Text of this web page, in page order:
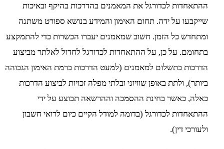
ההתאחדות לכדורגל את המאמנים בהדרכות בהיקף ובאיכות
שייקבעו על ידה. תחום האימון והמידע בנושא ספורט משתנה
ומתחדש כל הזמן. חשוב שמאמנים יעברו הכשרות כדי להתמקצע
בתחומם. על כן, על ההתאחדות לכדורגל לחדול לאלתר מביצוע
הדרכות בתשלום למאמנים (למעט הדרכות ברמת האימון הגבוהה
ביותר), ולתת באופן שוויוני ובלתי מפלה זכויות לביצוע הדרכות
כאלה, כאשר בחינת ההסמכה וההרשאה תבוצע על ידי
ההתאחדות לכדורגל (בדומה למודל הקיים כיום לרואי חשבון
ולעורכי דין).